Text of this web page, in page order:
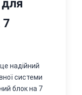
7
надійний
системи
блок на 7